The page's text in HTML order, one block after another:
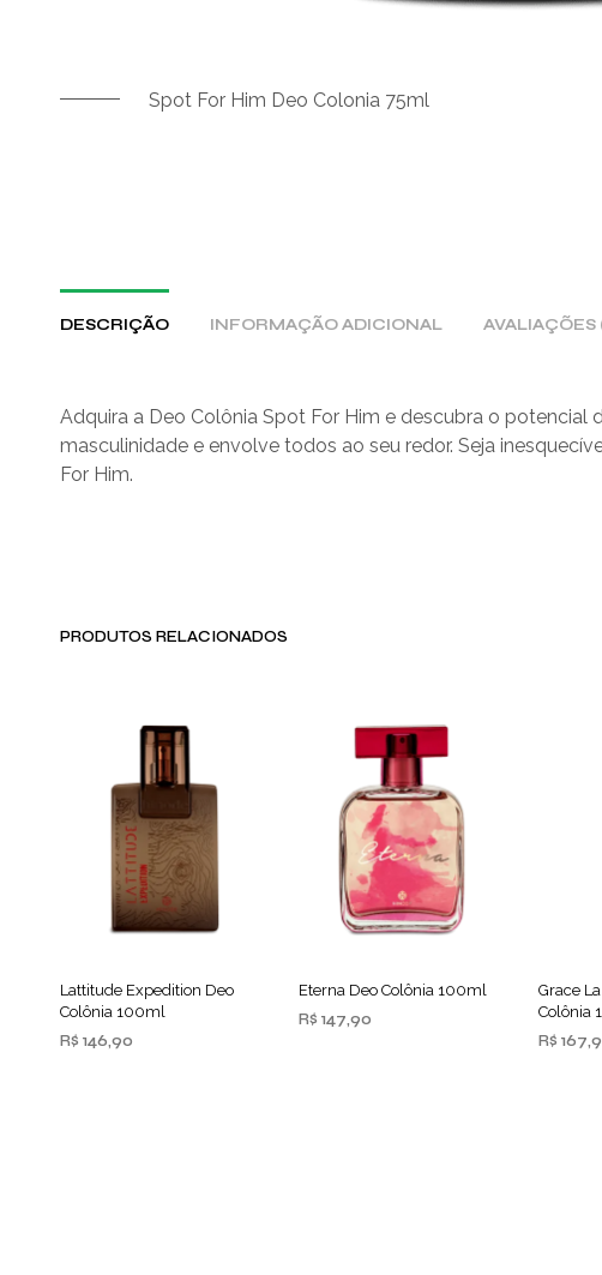
Spot For Him Deo Colonia 75ml
DESCRIÇÃO INFORMAÇÃO ADICIONAL AVALIAÇÕES
Adquira a Deo Colônia Spot For Him e descubra o potencial
masculinidade e envolve todos ao seu redor. Seja
For Him.
PRODUTOS RELACIONADOS
Lattitude Expedition Deo
Colônia 100ml
R$ 146,90
Eterna Deo Colônia 100ml
R$ 147,90
Grace
Colônia
R$